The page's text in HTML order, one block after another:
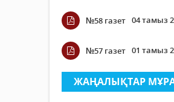
№58 газет 04 тамыз
№57 газет 01 тамыз
ЖАҢАЛЫҚТАР